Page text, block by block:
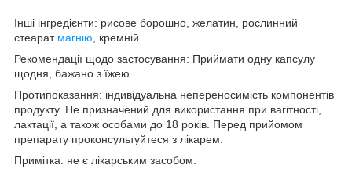
Інші інгредієнти: рисове борошно, желатин, рослинний
стеарат магнію , кремній.
Рекомендації щодо застосування: Приймати одну капсулу
щодня, бажано з їжею.
Протипоказання: індивідуальна непереносимість компонентів
продукту. Не призначений для використання при вагітності,
лактації, а також особами до 18 років. Перед прийомом
препарату проконсультуйтеся з лікарем.
Примітка: не є лікарським засобом.